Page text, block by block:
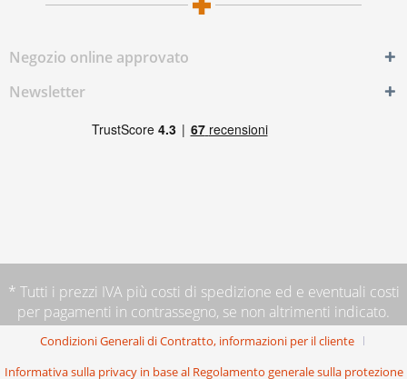
Negozio online approvato
Newsletter
* Tutti i prezzi IVA più costi di spedizione ed e eventuali costi
per pagamenti in contrassegno, se non altrimenti indicato.
Condizioni Generali di Contratto, informazioni per il cliente
Informativa sulla privacy in base al Regolamento generale sulla protezione